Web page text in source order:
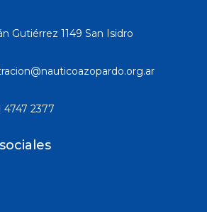
Gutiérrez 1149 San Isidro
4747 2377